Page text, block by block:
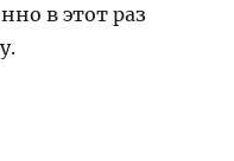
в этот раз